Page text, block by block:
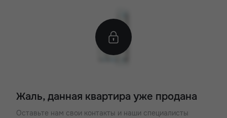
Жаль, данная квартира уже продана
Оставьте нам свои контакты и наши специалисты